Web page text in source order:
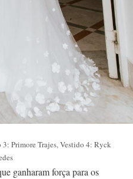
Primore Trajes, Vestido 4: Ryck
ganharam força para os